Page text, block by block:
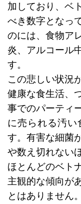
加しており、ベ
べき数字となっ
のには、食物ア
炎、アルコール
す。
この悲しい状況
健康な食生活、
事でのパーティ
に売られる汚い
す。有害な細菌
や数え切れない
ほとんどのベト
主観的な傾向が
とはありません